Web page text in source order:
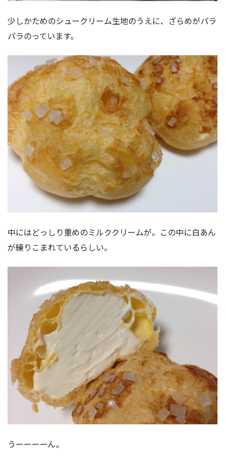
少しかためのシュークリーム生地のうえに、ざらめがパラ
パラのっています。
中にはどっしり重めのミルククリームが。この中に白あん
が練りこまれているらしい。
うーーーーん。